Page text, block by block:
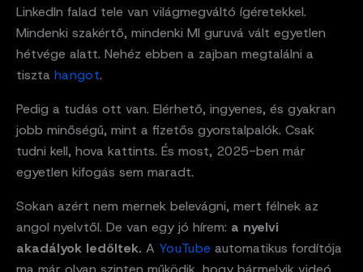
LinkedIn falad tele van világmegváltó ígéretekkel.
Mindenki szakértő, mindenki MI guruvá vált egyetlen
hétvége alatt. Nehéz ebben a zajban megtalálni a
tiszta hangot.
Pedig a tudás ott van. Elérhető, ingyenes, és gyakran
jobb minőségű, mint a fizetős gyorstalpalók. Csak
tudni kell, hova kattints. És most, 2025-ben már
egyetlen kifogás sem maradt.
Sokan azért nem mernek belevágni, mert félnek az
angol nyelvtől. De van egy jó hírem: a nyelvi
akadályok ledőltek. A YouTubeautomatikus fordítója